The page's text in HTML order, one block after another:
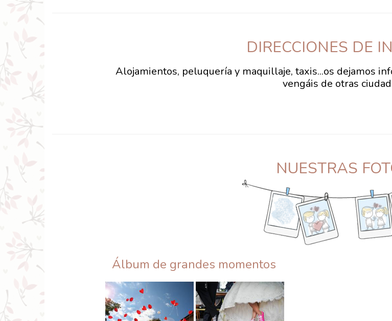
DIRECCIONES DE
Alojamientos, peluquería y maquillaje, taxis...os dejamos
vengáis de otras
NUESTRAS
Álbum de grandes momentos